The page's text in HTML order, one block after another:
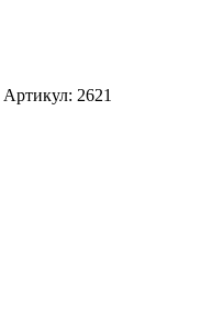
Артикул: 2621